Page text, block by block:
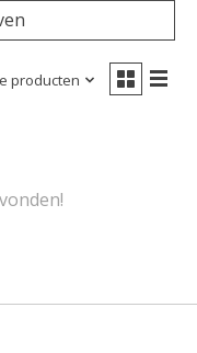
producten